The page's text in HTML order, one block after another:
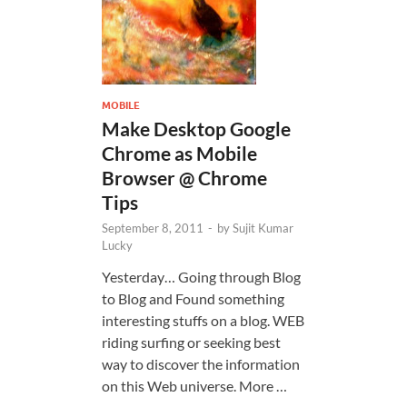
MOBILE
Make Desktop Google
Chrome as Mobile
Browser @ Chrome
Tips
September 8, 2011 - bySujit Kumar
Lucky
Yesterday… Going through Blog
to Blog and Found something
interesting stuffs on a blog. WEB
riding surfing or seeking best
way to discover the information
on this Web universe. More …